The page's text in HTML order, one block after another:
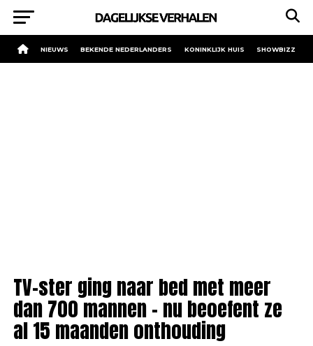
NIEUWS BEKENDE NEDERLANDERS KONINKLIJK HUIS SHOWBIZZ
TV-ster ging naar bed met meer
dan 700 mannen – nu beoefent ze
al 15 maanden onthouding